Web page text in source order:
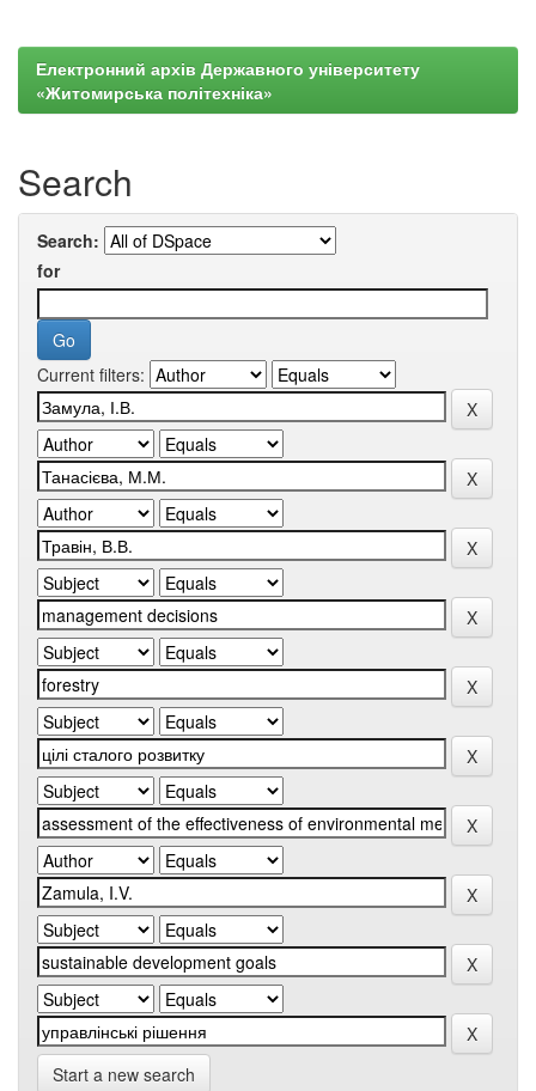
Електронний архів Державного університету
«Житомирська політехніка»
Search
Search:
for
Current filters:
Start a new search